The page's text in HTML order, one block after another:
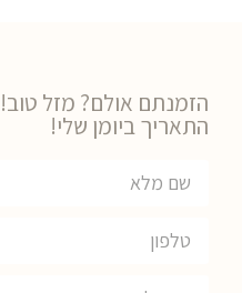
הזמנתם אולם? מזל
התאריך ביומן שלי!